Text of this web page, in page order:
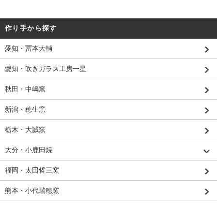
作り手から探す
愛知・冨本大輔
愛知・吹きガラス工房一星
秋田・中嶋窯
新潟・穂生窯
栃木・大誠窯
大分・小鹿田焼
福岡・太田哲三窯
熊本・小代瑞穂窯